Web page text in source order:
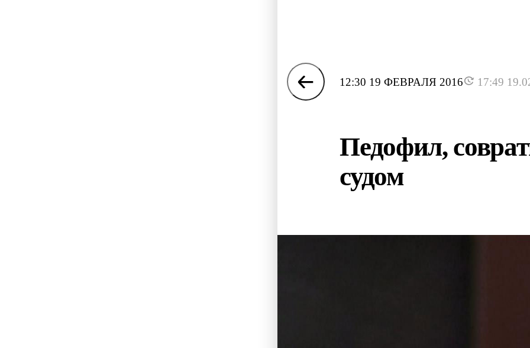
12:30 19 ФЕВРАЛЯ 2016 17:49
Педофил,
судом